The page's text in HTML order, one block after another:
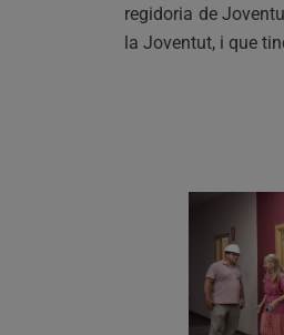
regidoria de
la Joventut, i que